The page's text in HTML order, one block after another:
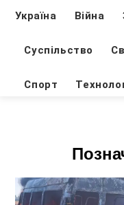
Україна Війна
Суспільство
Спорт